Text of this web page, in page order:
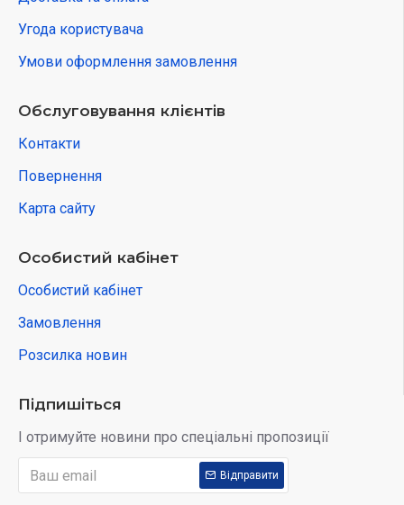
Угода користувача
Умови оформлення замовлення
Обслуговування клієнтів
Контакти
Повернення
Карта сайту
Особистий кабінет
Особистий кабінет
Замовлення
Розсилка новин
Підпишіться
І отримуйте новини про спеціальні пропозиції
Відправити